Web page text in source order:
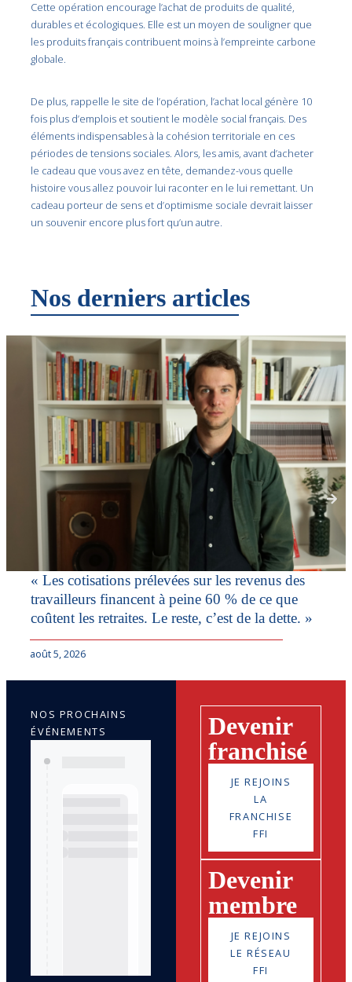
Cette opération encourage l’achat de produits de qualité,
durables et écologiques. Elle est un moyen de souligner que
les produits français contribuent moins à l’empreinte carbone
globale.
De plus, rappelle le site de l’opération, l’achat local génère 10
fois plus d’emplois et soutient le modèle social français. Des
éléments indispensables à la cohésion territoriale en ces
périodes de tensions sociales. Alors, les amis, avant d’acheter
le cadeau que vous avez en tête, demandez-vous quelle
histoire vous allez pouvoir lui raconter en le lui remettant. Un
cadeau porteur de sens et d’optimisme sociale devrait laisser
un souvenir encore plus fort qu’un autre.
Nos derniers articles
« Les cotisations prélevées sur les revenus des
travailleurs financent à peine 60 % de ce que
coûtent les retraites. Le reste, c’est de la dette. »
août 5, 2026
Devenir
franchisé
JE REJOINS
LA
FRANCHISE
FFI
Devenir
membre
JE REJOINS
LE RÉSEAU
FFI
NOS PROCHAINS
ÉVÉNEMENTS